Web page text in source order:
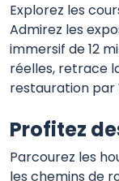
Explorez les
Admirez les
immersif de 12
réelles, retrace
restauration par
Profitez
Parcourez les
les chemins de